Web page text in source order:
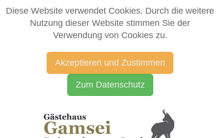
Diese Website verwendet Cookies. Durch die weitere
Nutzung dieser Website stimmen Sie der
Verwendung von Cookies zu.
Akzeptieren und Zustimmen
Zum Datenschutz